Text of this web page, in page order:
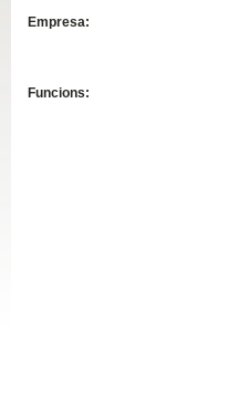
Empresa:
Funcions: